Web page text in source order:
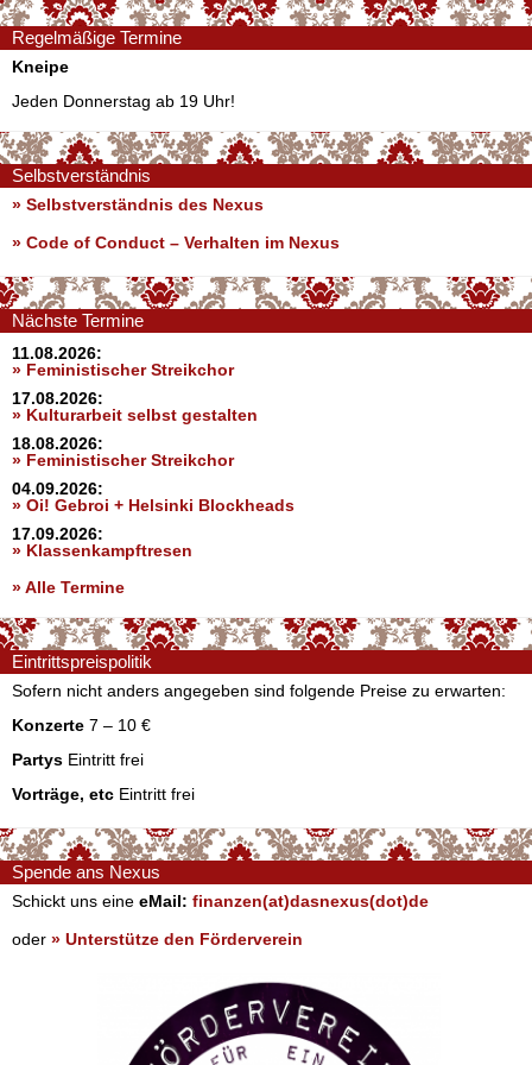
Regelmäßige Termine
Kneipe
Jeden Donnerstag ab 19 Uhr!
Selbstverständnis
» Selbstverständnis des Nexus
» Code of Conduct – Verhalten im Nexus
Nächste Termine
11.08.2026:
» Feministischer Streikchor
17.08.2026:
» Kulturarbeit selbst gestalten
18.08.2026:
» Feministischer Streikchor
04.09.2026:
» Oi! Gebroi + Helsinki Blockheads
17.09.2026:
» Klassenkampftresen
» Alle Termine
Eintrittspreispolitik
Sofern nicht anders angegeben sind folgende Preise zu erwarten:
Konzerte 7 – 10 €
Partys Eintritt frei
Vorträge, etc Eintritt frei
Spende ans Nexus
Schickt uns eine eMail: finanzen(at)dasnexus(dot)de
oder » Unterstütze den Förderverein